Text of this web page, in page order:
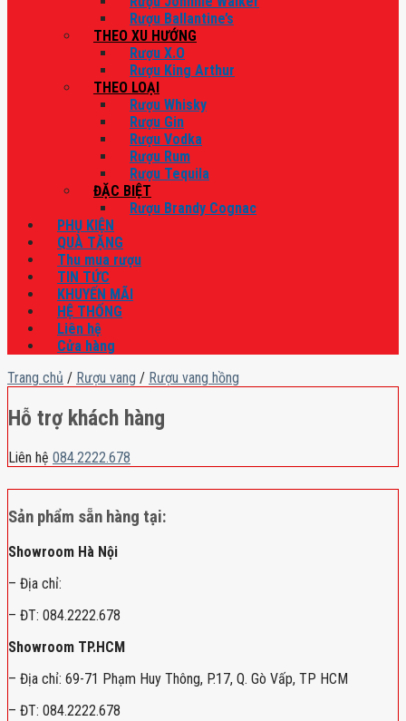
Rượu Ballantine’s
THEO XU HƯỚNG
Rượu X.O
Rượu King Arthur
THEO LOẠI
Rượu Whisky
Rượu Gin
Rượu Vodka
Rượu Rum
Rượu Tequila
ĐẶC BIỆT
Rượu Brandy Cognac
PHỤ KIỆN
QUÀ TẶNG
Thu mua rượu
TIN TỨC
KHUYẾN MÃI
HỆ THỐNG
Liên hệ
Cửa hàng
Trang chủ / Rượu vang / Rượu vang hồng
Hỗ trợ khách hàng
Liên hệ 084.2222.678
Sản phẩm sẵn hàng tại:
Showroom Hà Nội
– Địa chỉ:
– ĐT: 084.2222.678
Showroom TP.HCM
– Địa chỉ: 69-71 Phạm Huy Thông, P.17, Q. Gò Vấp, TP HCM
– ĐT: 084.2222.678